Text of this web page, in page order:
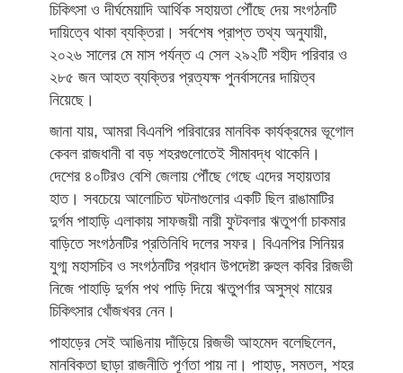
চিকিৎসা ও দীর্ঘমেয়াদি আর্থিক সহায়তা পৌঁছে দেয় সংগঠনটি
দায়িত্বে থাকা ব্যক্তিরা। সর্বশেষ প্রাপ্ত তথ্য অনুযায়ী,
২০২৬ সালের মে মাস পর্যন্ত এ সেল ২৯২টি শহীদ পরিবার ও
২৮৫ জন আহত ব্যক্তির প্রত্যক্ষ পুনর্বাসনের দায়িত্ব
নিয়েছে।
জানা যায়, আমরা বিএনপি পরিবারের মানবিক কার্যক্রমের ভূগোল
কেবল রাজধানী বা বড় শহরগুলোতেই সীমাবদ্ধ থাকেনি।
দেশের ৪০টিরও বেশি জেলায় পৌঁছে গেছে এদের সহায়তার
হাত। সবচেয়ে আলোচিত ঘটনাগুলোর একটি ছিল রাঙামাটির
দুর্গম পাহাড়ি এলাকায় সাফজয়ী নারী ফুটবলার ঋতুপর্ণা চাকমার
বাড়িতে সংগঠনটির প্রতিনিধি দলের সফর। বিএনপির সিনিয়র
যুগ্ম মহাসচিব ও সংগঠনটির প্রধান উপদেষ্টা রুহুল কবির রিজভী
নিজে পাহাড়ি দুর্গম পথ পাড়ি দিয়ে ঋতুপর্ণার অসুস্থ মায়ের
চিকিৎসার খোঁজখবর নেন।
পাহাড়ের সেই আঙিনায় দাঁড়িয়ে রিজভী আহমেদ বলেছিলেন,
মানবিকতা ছাড়া রাজনীতি পূর্ণতা পায় না। পাহাড়, সমতল, শহর